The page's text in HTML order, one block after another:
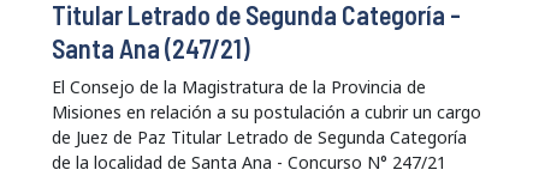
Titular Letrado de Segunda Categoría -
Santa Ana (247/21)
El Consejo de la Magistratura de la Provincia de
Misiones en relación a su postulación a cubrir un cargo
de Juez de Paz Titular Letrado de Segunda Categoría
de la localidad de Santa Ana - Concurso N° 247/21